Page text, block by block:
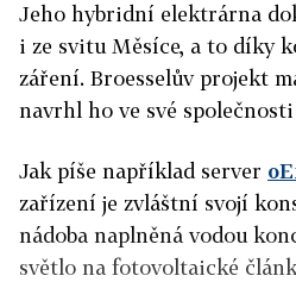
Jeho hybridní elektrárna
i ze svitu Měsíce, a to díky
záření. Broesselův projekt
navrhl ho ve své
Jak píše například server
zařízení je zvláštní svojí
nádoba naplněná vodou
světlo na fotovoltaické